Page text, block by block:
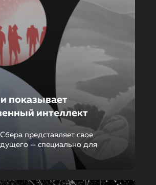
и показывает
интеллект
представляет свое
— специально для